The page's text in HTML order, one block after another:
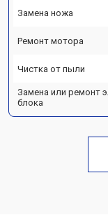
Замена ножа
Ремонт мотора
Чистка от пыли
Замена или ремонт
блока